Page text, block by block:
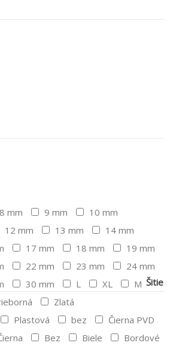
8 mm 9 mm
10 mm
12 mm 13 mm
14 mm
17 mm 18 mm
19 mm
22 mm 23 mm
24 mm
30 mm L XL
M
Zlatá
Plastová bez
Čierna PVD
Šitie
Bez Biele
Bordové